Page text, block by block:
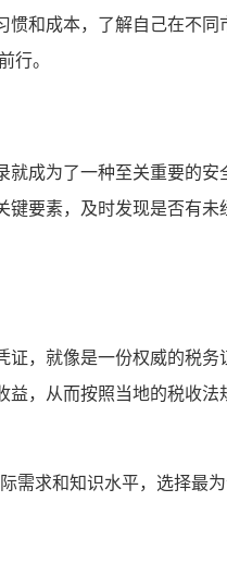
和成本，了解自己在不
行。
成为了一种至关重要的
要素，及时发现是否有
，就像是一份权威的税
，从而按照当地的税收
需求和知识水平，选择最